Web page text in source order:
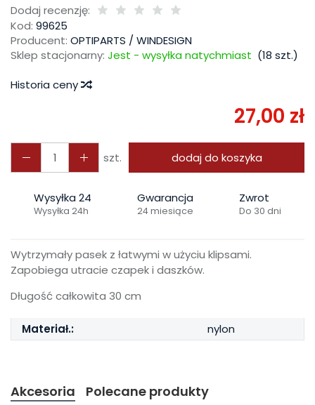
Dodaj recenzję:
Kod: 99625
Producent: OPTIPARTS / WINDESIGN
Sklep stacjonarny: Jest - wysyłka natychmiast (18 szt.)
Historia ceny
27,00 zł
szt. dodaj do koszyka
Wysyłka 24
Wysyłka 24h
Gwarancja
24 miesiące
Zwrot
Do 30 dni
Wytrzymały pasek z łatwymi w użyciu klipsami.
Zapobiega utracie czapek i daszków.
Długość całkowita 30 cm
Materiał.: nylon
Akcesoria Polecane produkty